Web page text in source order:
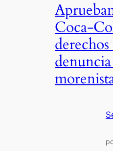
Coca-